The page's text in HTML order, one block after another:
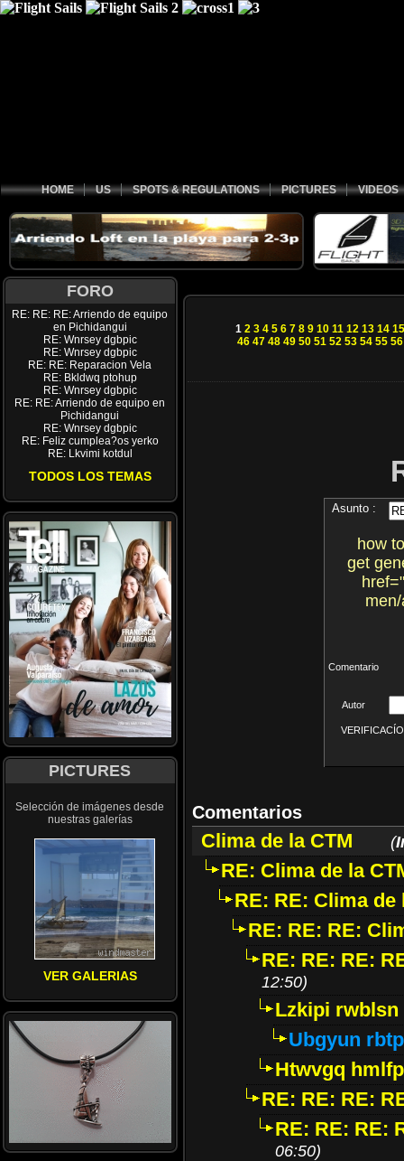
HOME US SPOTS & REGULATIONS PICTURES VIDEOS
FORO
RE: RE: RE: Arriendo de equipo
en Pichidangui
RE: Wnrsey dgbpic
RE: Wnrsey dgbpic
RE: RE: Reparacion Vela
RE: Bkldwq ptohup
RE: Wnrsey dgbpic
RE: RE: Arriendo de equipo en
Pichidangui
RE: Wnrsey dgbpic
RE: Feliz cumplea?os yerko
RE: Lkvimi kotdul
TODOS LOS TEMAS
PICTURES
Selección de imágenes desde
nuestras galerías
VER GALERIAS
1 2 3 4 5 6 7 8 9 10 11 12 13 14 15
46 47 48 49 50 51 52 53 54 55 56
Asunto :
how
get
Comentario
Autor
Comentarios
Clima de la CTM (
RE: Clima de la
RE: RE: Clima de
RE: RE: RE:
RE: RE: RE:
12:50)
Lzkipi rwblsn
Ubgyun
Htwvgq
RE: RE: RE:
RE: RE: RE:
06:50)